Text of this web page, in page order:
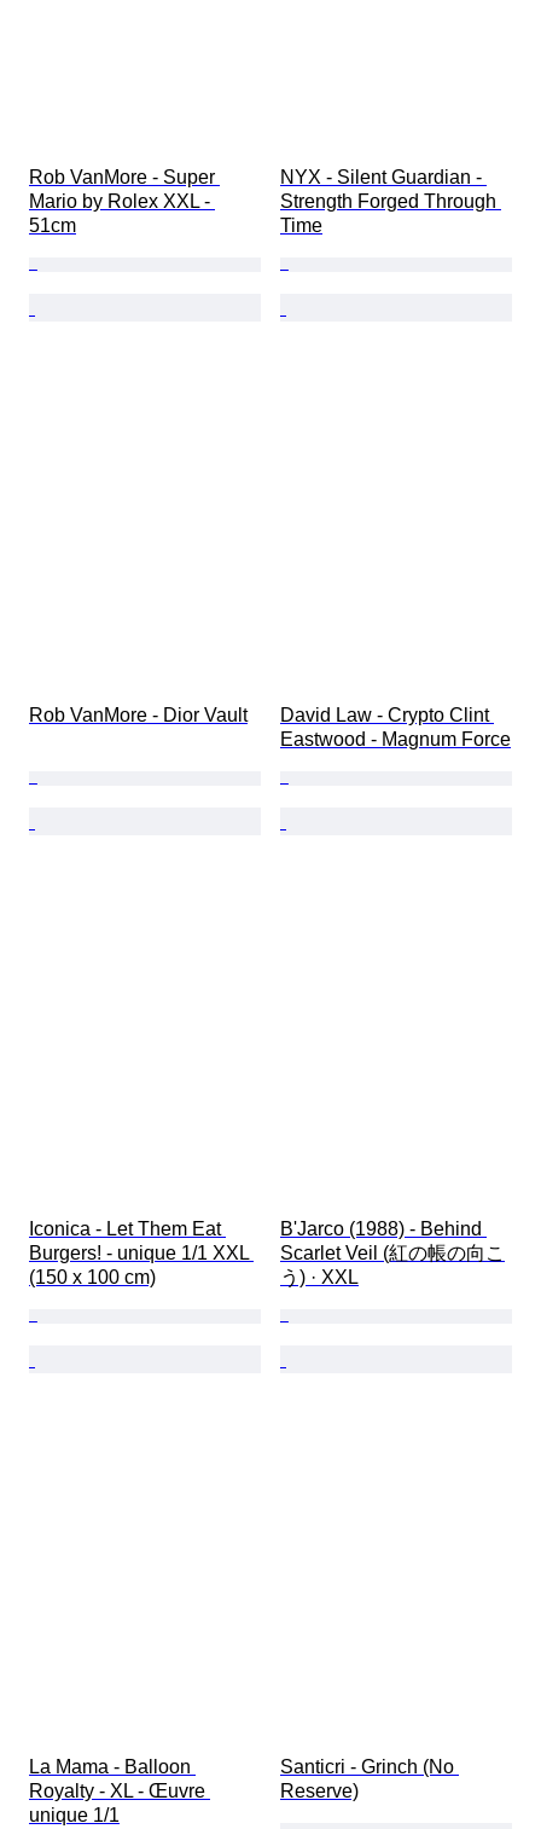
Rob VanMore - Super
Mario by Rolex XXL -
51cm
NYX - Silent Guardian -
Strength Forged Through
Time
Rob VanMore - Dior Vault
David Law - Crypto Clint
Eastwood - Magnum Force
Iconica - Let Them Eat
Burgers! - unique 1/1 XXL
(150 x 100 cm)
B'Jarco (1988) - Behind
Scarlet Veil (紅の帳の向こ
う) · XXL
La Mama - Balloon
Royalty - XL - Œuvre
unique 1/1
Santicri - Grinch (No
Reserve)